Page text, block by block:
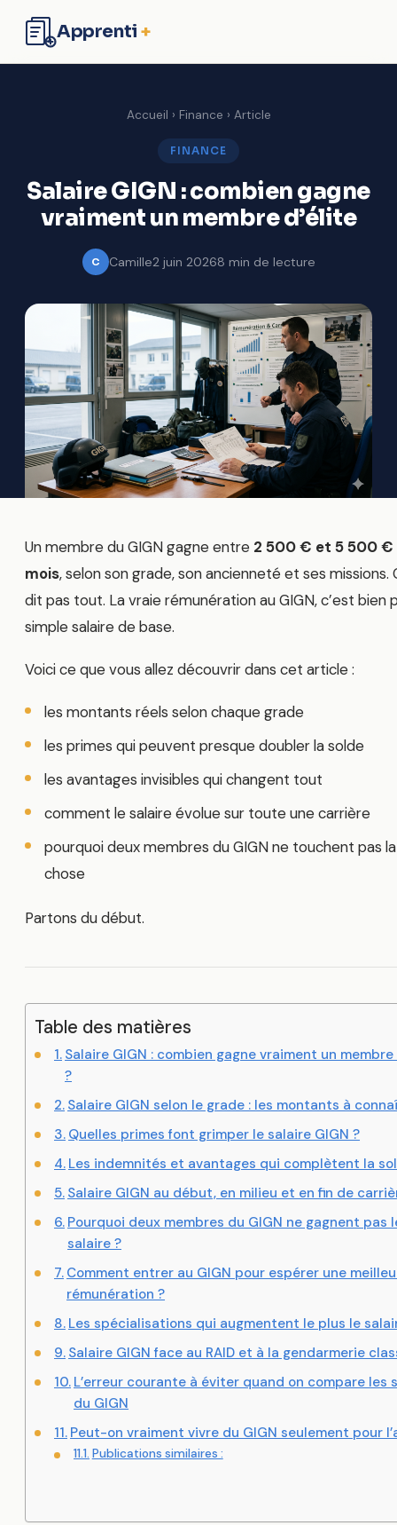
Apprenti+
Entreprise
Commencer à apprendre
Accueil › Finance › Article
FINANCE
Salaire GIGN : combien gagne
vraiment un membre d’élite
C Camille2 juin 20268 min de lecture
Un membre du GIGN gagne entre 2 500 € et 5 500 €
mois, selon son grade, son ancienneté et ses missions.
dit pas tout. La vraie rémunération au GIGN, c’est bien
simple salaire de base.
Voici ce que vous allez découvrir dans cet article :
les montants réels selon chaque grade
les primes qui peuvent presque doubler la solde
les avantages invisibles qui changent tout
comment le salaire évolue sur toute une carrière
pourquoi deux membres du GIGN ne touchent pas
chose
Partons du début.
Table des matières
Salaire GIGN : combien gagne vraiment un membre
?
Salaire GIGN selon le grade : les montants à
Quelles primes font grimper le salaire GIGN ?
Les indemnités et avantages qui complètent la
Salaire GIGN au début, en milieu et en fin de
Pourquoi deux membres du GIGN ne gagnent pas
salaire ?
Comment entrer au GIGN pour espérer une
rémunération ?
Les spécialisations qui augmentent le plus le
Salaire GIGN face au RAID et à la gendarmerie
L’erreur courante à éviter quand on compare les
du GIGN
Peut-on vraiment vivre du GIGN seulement pour
Publications similaires :